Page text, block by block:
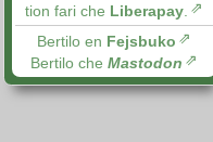
tion fari che Liberapay.
Bertilo en Fejsbuko
Bertilo cheMastodon